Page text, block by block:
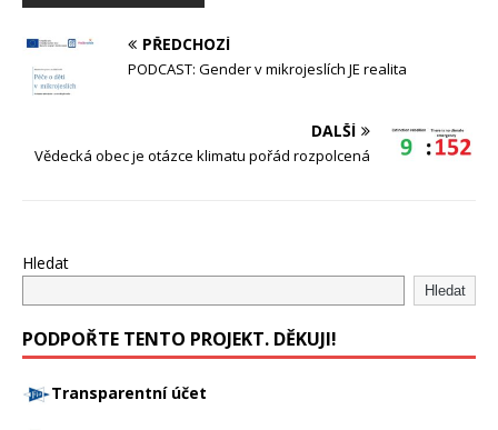
PŘEDCHOZÍ
PODCAST: Gender v mikrojeslích JE realita
DALŠÍ
Vědecká obec je otázce klimatu pořád rozpolcená
Hledat
Hledat
PODPOŘTE TENTO PROJEKT. DĚKUJI!
Transparentní účet